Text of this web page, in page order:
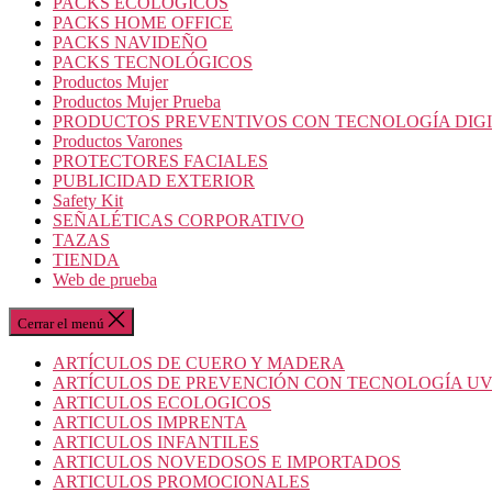
PACKS HOME OFFICE
PACKS NAVIDEÑO
PACKS TECNOLÓGICOS
Productos Mujer
Productos Mujer Prueba
PRODUCTOS PREVENTIVOS CON TECNOLOGÍA
Productos Varones
PROTECTORES FACIALES
PUBLICIDAD EXTERIOR
Safety Kit
SEÑALÉTICAS CORPORATIVO
TAZAS
TIENDA
Web de prueba
Cerrar el menú
ARTÍCULOS DE CUERO Y MADERA
ARTÍCULOS DE PREVENCIÓN CON TECNOLOGÍA UV
ARTICULOS ECOLOGICOS
ARTICULOS IMPRENTA
ARTICULOS INFANTILES
ARTICULOS NOVEDOSOS E IMPORTADOS
ARTICULOS PROMOCIONALES